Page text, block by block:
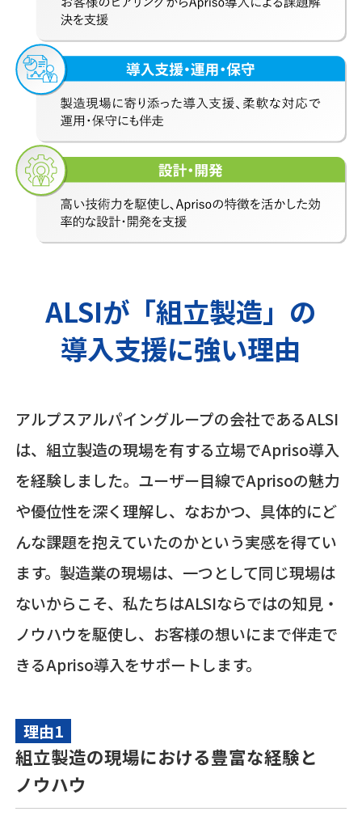
ALSIが「組立製造」の
導入支援に強い理由
アルプスアルパイングループの会社であるALSI
は、組立製造の現場を有する立場でApriso導入
を経験しました。ユーザー目線でAprisoの魅力
や優位性を深く理解し、なおかつ、具体的にど
んな課題を抱えていたのかという実感を得てい
ます。製造業の現場は、一つとして同じ現場は
ないからこそ、私たちはALSIならではの知見・
ノウハウを駆使し、お客様の想いにまで伴走で
きるApriso導入をサポートします。
理由1
組立製造の現場における豊富な経験と
ノウハウ